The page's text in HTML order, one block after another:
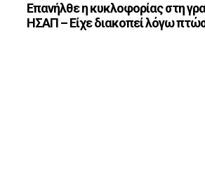
Επανήλθε η κυκλοφορίας στη
ΗΣΑΠ – Είχε διακοπεί λόγω